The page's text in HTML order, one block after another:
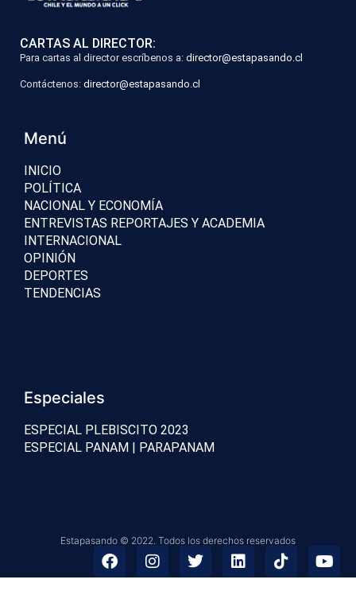
CARTAS AL DIRECTOR:
Para cartas al director escríbenos a: director@estapasando.cl
Contáctenos: director@estapasando.cl
Menú
INICIO
POLÍTICA
NACIONAL Y ECONOMÍA
ENTREVISTAS REPORTAJES Y ACADEMIA
INTERNACIONAL
OPINIÓN
DEPORTES
TENDENCIAS
Especiales
ESPECIAL PLEBISCITO 2023
ESPECIAL PANAM | PARAPANAM
Estapasando © 2022. Todos los derechos reservados